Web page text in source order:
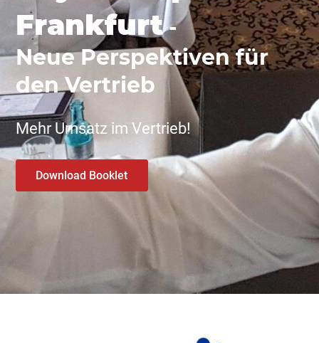
Frankfurt-
Neue Perspektiven für
den Vertrieb
Mehr Umsatz im Vertrieb!
Download Booklet